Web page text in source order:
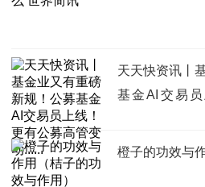
天天快资讯丨
基金AI交易
橙子的功效与